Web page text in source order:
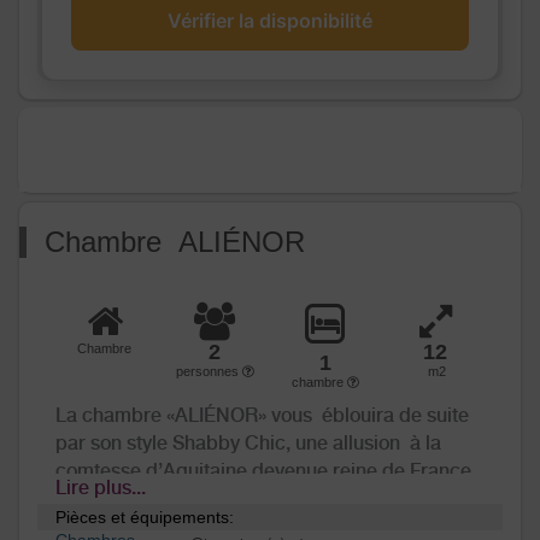
Chauffage
Vérifier la disponibilité
Chambre ALIÉNOR
Chambre 2
personnes 1
chambre
12
m2
La chambre «ALIÉNOR» vous éblouira de suite
par son style Shabby Chic, une allusion à la
comtesse d’Aquitaine devenue reine de France.
La décoration est épurée et les meubles de
qualité au charme ancien et chaleureux
Lire plus...
Pièces et équipements: